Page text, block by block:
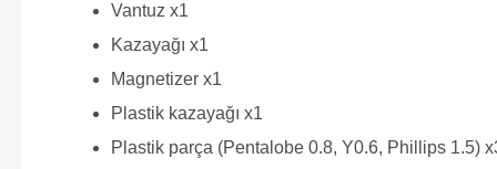
Vantuz x1
Kazayağı x1
Magnetizer x1
Plastik kazayağı x1
Plastik parça (Pentalobe 0.8, Y0.6, Phillips 1.5)